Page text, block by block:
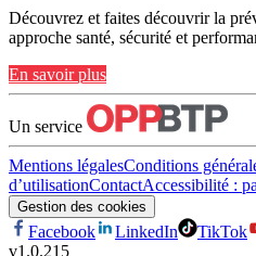
Découvrez et faites découvrir la
approche santé, sécurité et
En savoir plus
Un service
Mentions légalesConditions
d’utilisationContactAccessibilité :
Gestion des cookies
Facebook LinkedIn TikTok
v1.0.215